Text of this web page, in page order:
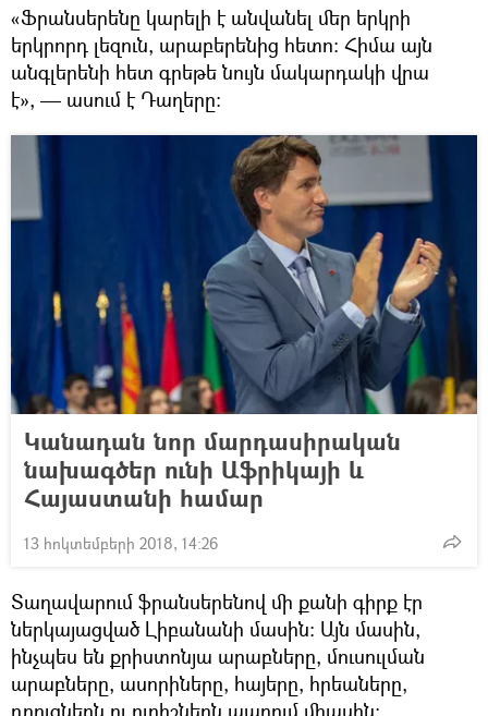
«Ֆրանսերենը կարելի է անվանել մեր երկրի
երկրորդ լեզուն, արաբերենից հետո։ Հիմա այն
անգլերենի հետ գրեթե նույն մակարդակի վրա
է», — ասում է Դաղերը։
Կանադան նոր մարդասիրական
նախագծեր ունի Աֆրիկայի և
Հայաստանի համար
13 հոկտեմբերի 2018, 14:26
Տաղավարում ֆրանսերենով մի քանի գիրք էր
ներկայացված Լիբանանի մասին։ Այն մասին,
ինչպես են քրիստոնյա արաբները, մուսուլման
արաբները, ասորիները, հայերը, հրեաները,
դրուզներն ու ուրիշներն ապրում միասին։